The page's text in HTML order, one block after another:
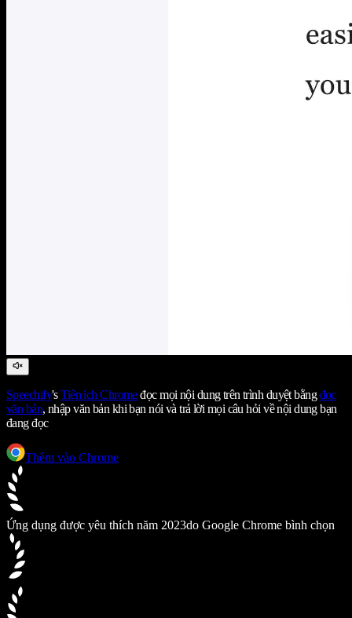
Speechify'sTiện ích Chromeđọc mọi nội dung trên trình duyệt bằngđọc
văn bản, nhập văn bản khi bạn nói và trả lời mọi câu hỏi về nội dung bạn
đang đọc
Thêm vào Chrome
Ứng dụng được yêu thích năm 2023do Google Chrome bình chọn